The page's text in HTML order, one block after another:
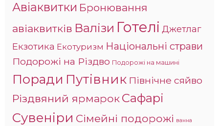
Авіаквитки Бронювання
авіаквитків Валізи Готелі Джетлаг
Екзотика Екотуризм Національні страви
Подорожі на Різдво Подорожі на машині
Поради Путівник Північне сяйво
Різдвяний ярмарок Сафарі
Сувеніри Сімейні подорожі ванна